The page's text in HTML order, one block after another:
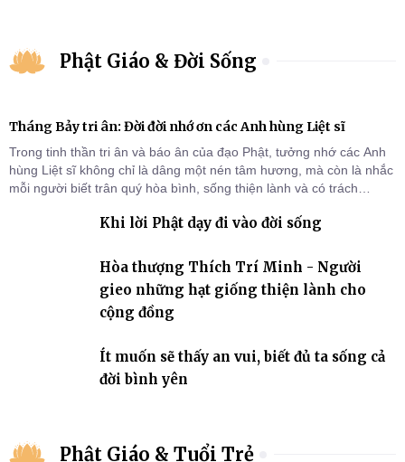
Phật Giáo & Đời Sống
Tháng Bảy tri ân: Đời đời nhớ ơn các Anh hùng Liệt sĩ
Trong tinh thần tri ân và báo ân của đạo Phật, tưởng nhớ các Anh
hùng Liệt sĩ không chỉ là dâng một nén tâm hương, mà còn là nhắc
mỗi người biết trân quý hòa bình, sống thiện lành và có trách
Khi lời Phật dạy đi vào đời sống
Hòa thượng Thích Trí Minh - Người
gieo những hạt giống thiện lành cho
cộng đồng
Ít muốn sẽ thấy an vui, biết đủ ta sống cả
đời bình yên
Phật Giáo & Tuổi Trẻ